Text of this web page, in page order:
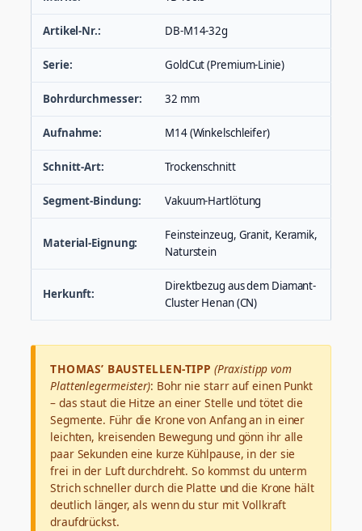
Artikel-Nr.: DB-M14-32g
Serie: GoldCut (Premium-Linie)
Bohrdurchmesser: 32 mm
Aufnahme: M14 (Winkelschleifer)
Schnitt-Art: Trockenschnitt
Segment-Bindung: Vakuum-Hartlötung
Material-Eignung:
Feinsteinzeug, Granit, Keramik,
Naturstein
Herkunft:
Direktbezug aus dem Diamant-
Cluster Henan (CN)
THOMAS’ BAUSTELLEN-TIPP (Praxistipp vom
Plattenlegermeister): Bohr nie starr auf einen Punkt
– das staut die Hitze an einer Stelle und tötet die
Segmente. Führ die Krone von Anfang an in einer
leichten, kreisenden Bewegung und gönn ihr alle
paar Sekunden eine kurze Kühlpause, in der sie
frei in der Luft durchdreht. So kommst du unterm
Strich schneller durch die Platte und die Krone hält
deutlich länger, als wenn du stur mit Vollkraft
draufdrückst.